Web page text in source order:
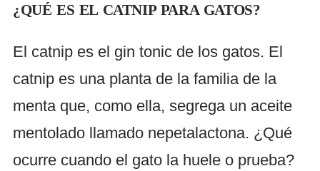
¿QUÉ ES EL CATNIP PARA GATOS?
El catnip es el gin tonic de los gatos. El
catnip es una planta de la familia de la
menta que, como ella, segrega un aceite
mentolado llamado nepetalactona. ¿Qué
ocurre cuando el gato la huele o prueba?